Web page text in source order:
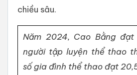
chiều sâu.
Năm 2024, Cao Bằng
người tập luyện thể thao
số gia đình thể thao đạt